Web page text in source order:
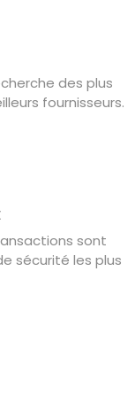
des plus
fournisseurs.
sont
sécurité les plus